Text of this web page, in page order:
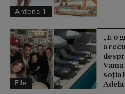
Antena 1
Elle
„E o
a
soția